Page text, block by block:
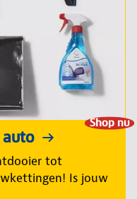
Shop nu
tot
Is jouw